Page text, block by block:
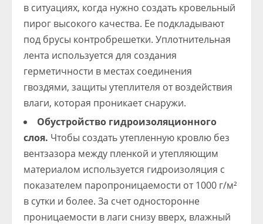
в ситуациях, когда нужно создать кровельный
пирог высокого качества. Ее подкладывают
под брусы контробрешетки. Уплотнительная
лента используется для создания
герметичности в местах соединения
гвоздями, защиты утеплителя от воздействия
влаги, которая проникает снаружи.
Обустройство гидроизоляционного
слоя. Чтобы создать утепленную кровлю без
вентзазора между пленкой и утепляющим
материалом используется гидроизоляция с
показателем паропроницаемости от 1000 г/м²
в сутки и более. За счет односторонне
проницаемости в лаги снизу вверх, влажный